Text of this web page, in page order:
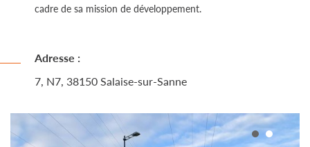
cadre de sa mission de développement.
Adresse :
7, N7, 38150 Salaise-sur-Sanne
1